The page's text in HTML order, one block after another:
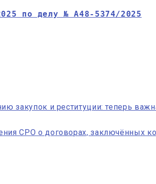
по делу № А48-5374/2025
закупок и реституции: теперь
СРО о договорах, заключённых